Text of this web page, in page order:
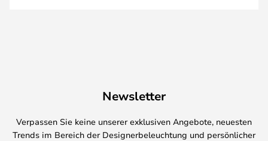
Newsletter
Verpassen Sie keine unserer exklusiven Angebote, neuesten
Trends im Bereich der Designerbeleuchtung und persönlicher